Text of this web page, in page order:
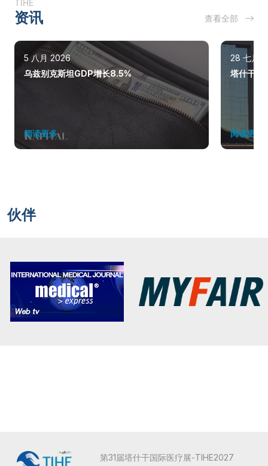
TIHE
资讯 查看全部
5 八月 2026
乌兹别克斯坦GDP增长8.5%
阅读更多
28 七月
塔什干巩
阅读更多
伙伴
第31届塔什干国际医疗展-TIHE2027